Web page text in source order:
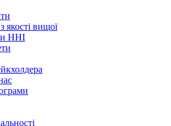
якості вищої
ННІ